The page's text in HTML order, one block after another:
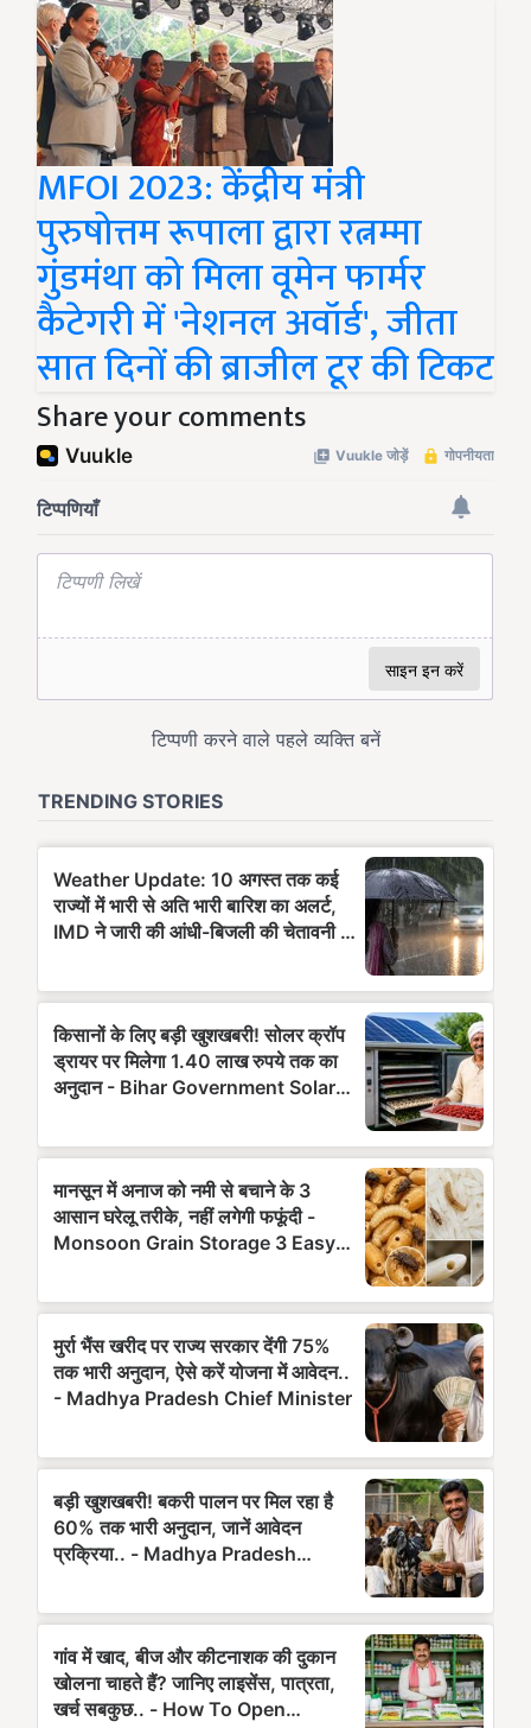
MFOI 2023: केंद्रीय मंत्री
पुरुषोत्तम रूपाला द्वारा रत्नम्मा
गुंडमंथा को मिला वूमेन फार्मर
कैटेगरी में 'नेशनल अवॉर्ड', जीता
सात दिनों की ब्राजील टूर की टिकट
Share your comments